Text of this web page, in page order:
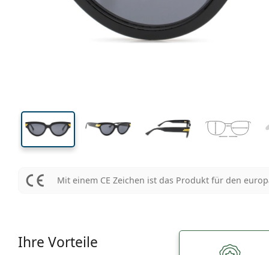
38 mm
Glashöhe
55 mm
Glasbreite
Mit einem CE Zeichen ist das Produkt für den
Ihre Vorteile